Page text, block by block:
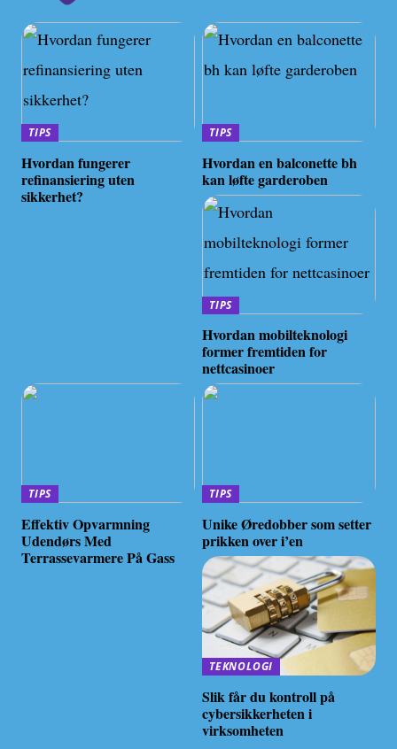
TIPS
Hvordan fungerer
refinansiering uten
sikkerhet?
TIPS
Hvordan en balconette bh
kan løfte garderoben
TIPS
Hvordan mobilteknologi
former fremtiden for
nettcasinoer
TIPS
Effektiv Opvarmning
Udendørs Med
Terrassevarmere På Gass
TIPS
Unike Øredobber som setter
prikken over i’en
TEKNOLOGI
Slik får du kontroll på
cybersikkerheten i
virksomheten